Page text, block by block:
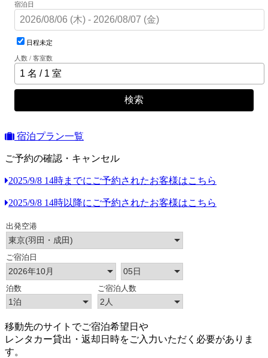
宿泊日
日程未定
人数 / 客室数
検索
宿泊プラン一覧
ご予約の確認・キャンセル
2025/9/8 14時までにご予約されたお客様はこちら
2025/9/8 14時以降にご予約されたお客様はこちら
移動先のサイトでご宿泊希望日や
レンタカー貸出・返却日時をご入力いただく必要がありま
す。